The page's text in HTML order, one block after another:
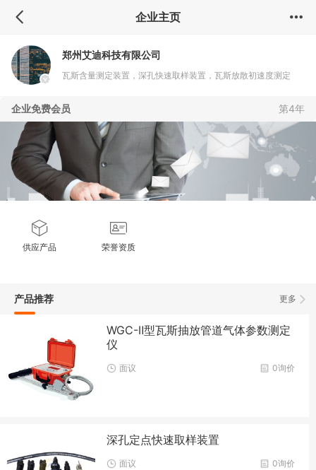
企业主页
郑州艾迪科技有限公司
瓦斯含量测定装置，深孔快速取样装置，瓦斯放散初速度测定
企业免费会员 第4年
供应产品 荣誉资质
更多
产品推荐
WGC-Ⅱ型瓦斯抽放管道气体参数测定
仪
0询价
面议
深孔定点快速取样装置
0询价
面议